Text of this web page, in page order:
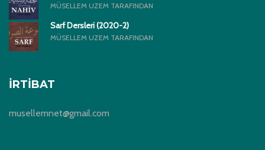
MÜSELLEM UZEM TARAFINDAN
Sarf Dersleri (2020-2)
MÜSELLEM UZEM TARAFINDAN
İRTIBAT
musellemnet@gmail.com